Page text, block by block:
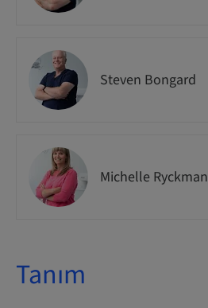
Steven Bongard
Michelle Ryckman
Tanım